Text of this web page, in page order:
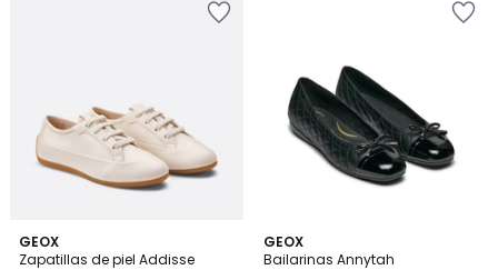
GEOX
Zapatillas de piel Addisse
GEOX
Bailarinas Annytah
4
/